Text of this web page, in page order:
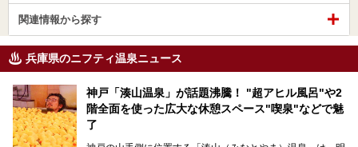
関連情報から探す
兵庫県のニフティ温泉ニュース
神戸「湊山温泉」が話題沸騰！ "超アヒル風呂"や2
階全面を使った広大な休憩スペース"喫泉"などで魅
了